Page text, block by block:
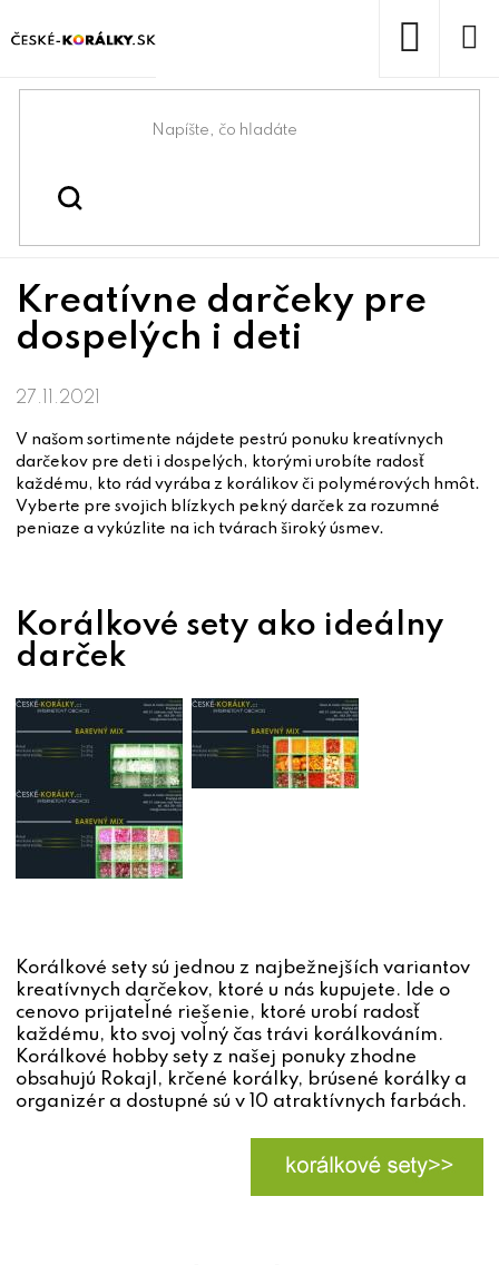
na
Domov
Blog /
Kreatívne darčeky pre
dospelých i deti
27.11.2021
V našom sortimente nájdete pestrú ponuku kreatívnych
darčekov pre deti i dospelých, ktorými urobíte radosť
každému, kto rád vyrába z korálikov či polymérových hmôt.
Vyberte pre svojich blízkych pekný darček za rozumné
peniaze a vykúzlite na ich tvárach široký úsmev.
Korálkové sety ako ideálny
darček
Korálkové sety sú jednou z najbežnejších variantov
kreatívnych darčekov, ktoré u nás kupujete. Ide o
cenovo prijateľné riešenie, ktoré urobí radosť
každému, kto svoj voľný čas trávi korálkováním.
Korálkové hobby sety z našej ponuky zhodne
obsahujú Rokajl, krčené korálky, brúsené korálky a
organizér a dostupné sú v 10 atraktívnych farbách.